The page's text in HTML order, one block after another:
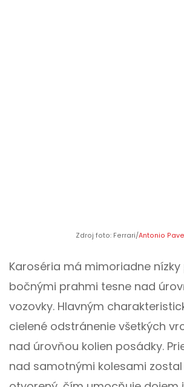
Zdroj foto: Ferrari/Antonio
Karoséria má mimoriadne
bočnými prahmi tesne nad
vozovky. Hlavným
cielené odstránenie všetkých
nad úrovňou kolien posádky.
nad samotnými kolesami